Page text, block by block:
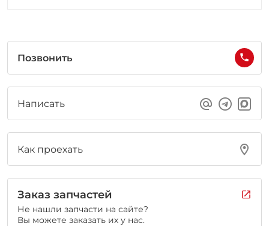
Позвонить
Написать
Как проехать
Заказ запчастей
Не нашли запчасти на сайте?
Вы можете заказать их у нас.